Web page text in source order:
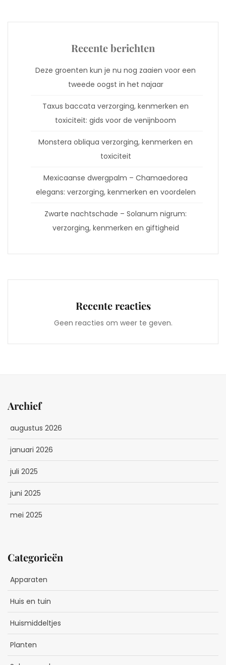
Recente berichten
Deze groenten kun je nu nog zaaien voor een
tweede oogst in het najaar
Taxus baccata verzorging, kenmerken en
toxiciteit: gids voor de venijnboom
Monstera obliqua verzorging, kenmerken en
toxiciteit
Mexicaanse dwergpalm – Chamaedorea
elegans: verzorging, kenmerken en voordelen
Zwarte nachtschade – Solanum nigrum:
verzorging, kenmerken en giftigheid
Recente reacties
Geen reacties om weer te geven.
Archief
augustus 2026
januari 2026
juli 2025
juni 2025
mei 2025
Categorieën
Apparaten
Huis en tuin
Huismiddeltjes
Planten